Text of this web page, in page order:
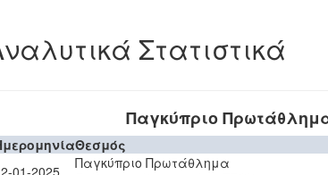
Στατιστικά
Παγκύπριο
Θεσμός
Παγκύπριο Πρωτάθλημα